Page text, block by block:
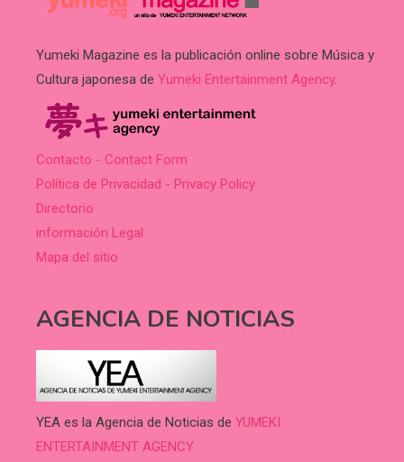
Yumeki Magazine es la publicación online sobre Música y
Cultura japonesa de Yumeki Entertainment Agency.
Contacto - Contact Form
Política de Privacidad - Privacy Policy
Directorio
información Legal
Mapa del sitio
AGENCIA DE NOTICIAS
YEA es la Agencia de Noticias de YUMEKI
ENTERTAINMENT AGENCY.